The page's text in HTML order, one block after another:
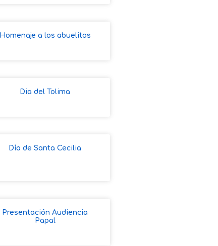
Homenaje a los abuelitos
Dia del Tolima
Día de Santa Cecilia
Presentación Audiencia
Papal